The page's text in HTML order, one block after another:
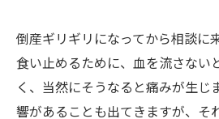
倒産ギリギリになってから相談に
食い止めるために、血を流さない
く、当然にそうなると痛みが生じ
響があることも出てきますが、そ